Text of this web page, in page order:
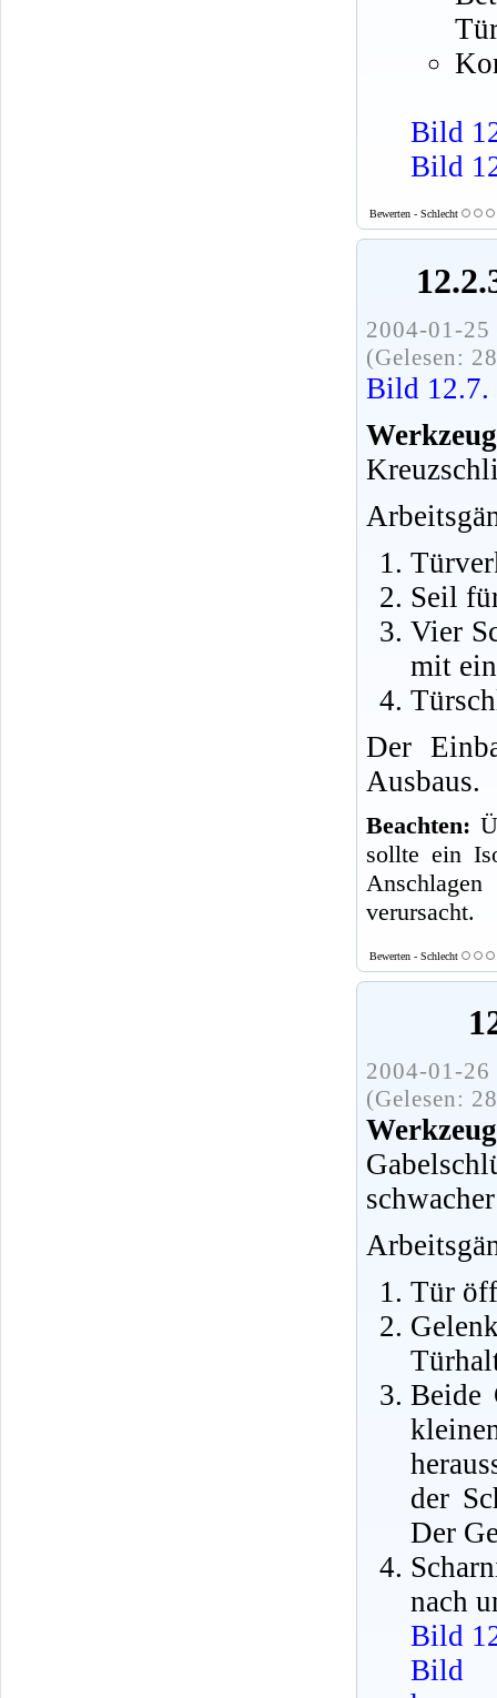
Bild
Bild
Bewerten - Schlecht
2004-01-
(Gelesen:
Bild 12.7.
Seil
Vier
mit
Der
Ausbaus.
Beachten:
sollte ein
verursacht.
Bewerten - Schlecht
2004-01-
(Gelesen:
Tür
Beide
der
Der
nach
Bild
Bild